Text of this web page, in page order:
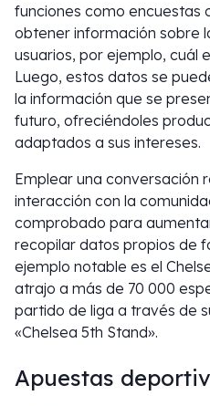
funciones como encuestas
obtener información sobre
usuarios, por ejemplo, cuál
Luego, estos datos se
la información que se
futuro, ofreciéndoles
adaptados a sus intereses.
Emplear una conversación
interacción con la
comprobado para
recopilar datos propios de
ejemplo notable es el
atrajo a más de 70 000
partido de liga a través de
«Chelsea 5th Stand».
Apuestas